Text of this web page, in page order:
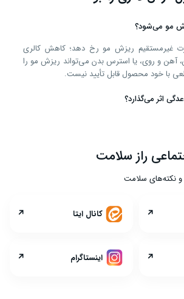
مو می‌شود؟
غیرمستقیم ریزش مو رخ دهد؛ کاهش کالری
آهن و روی، یا استرس بدن می‌تواند ریزش مو را
با خود محصول قابل تأیید نیست.
اثر می‌گذارد؟
راز سلامت
و نکته‌های سلامت
↗ کانال ایتا ↗
↗ اینستاگرام ↗